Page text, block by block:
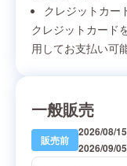
クレジットカー
クレジットカード
用してお支払い可
一般販売
販売前
2026/08/
2026/09/